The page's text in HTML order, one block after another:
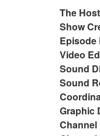
The Host
Show
Episode
Video
Sound
Sound
Graphic
Channel